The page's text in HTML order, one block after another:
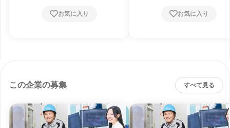
お気に入り お気に入り
この企業の募集 すべて見る